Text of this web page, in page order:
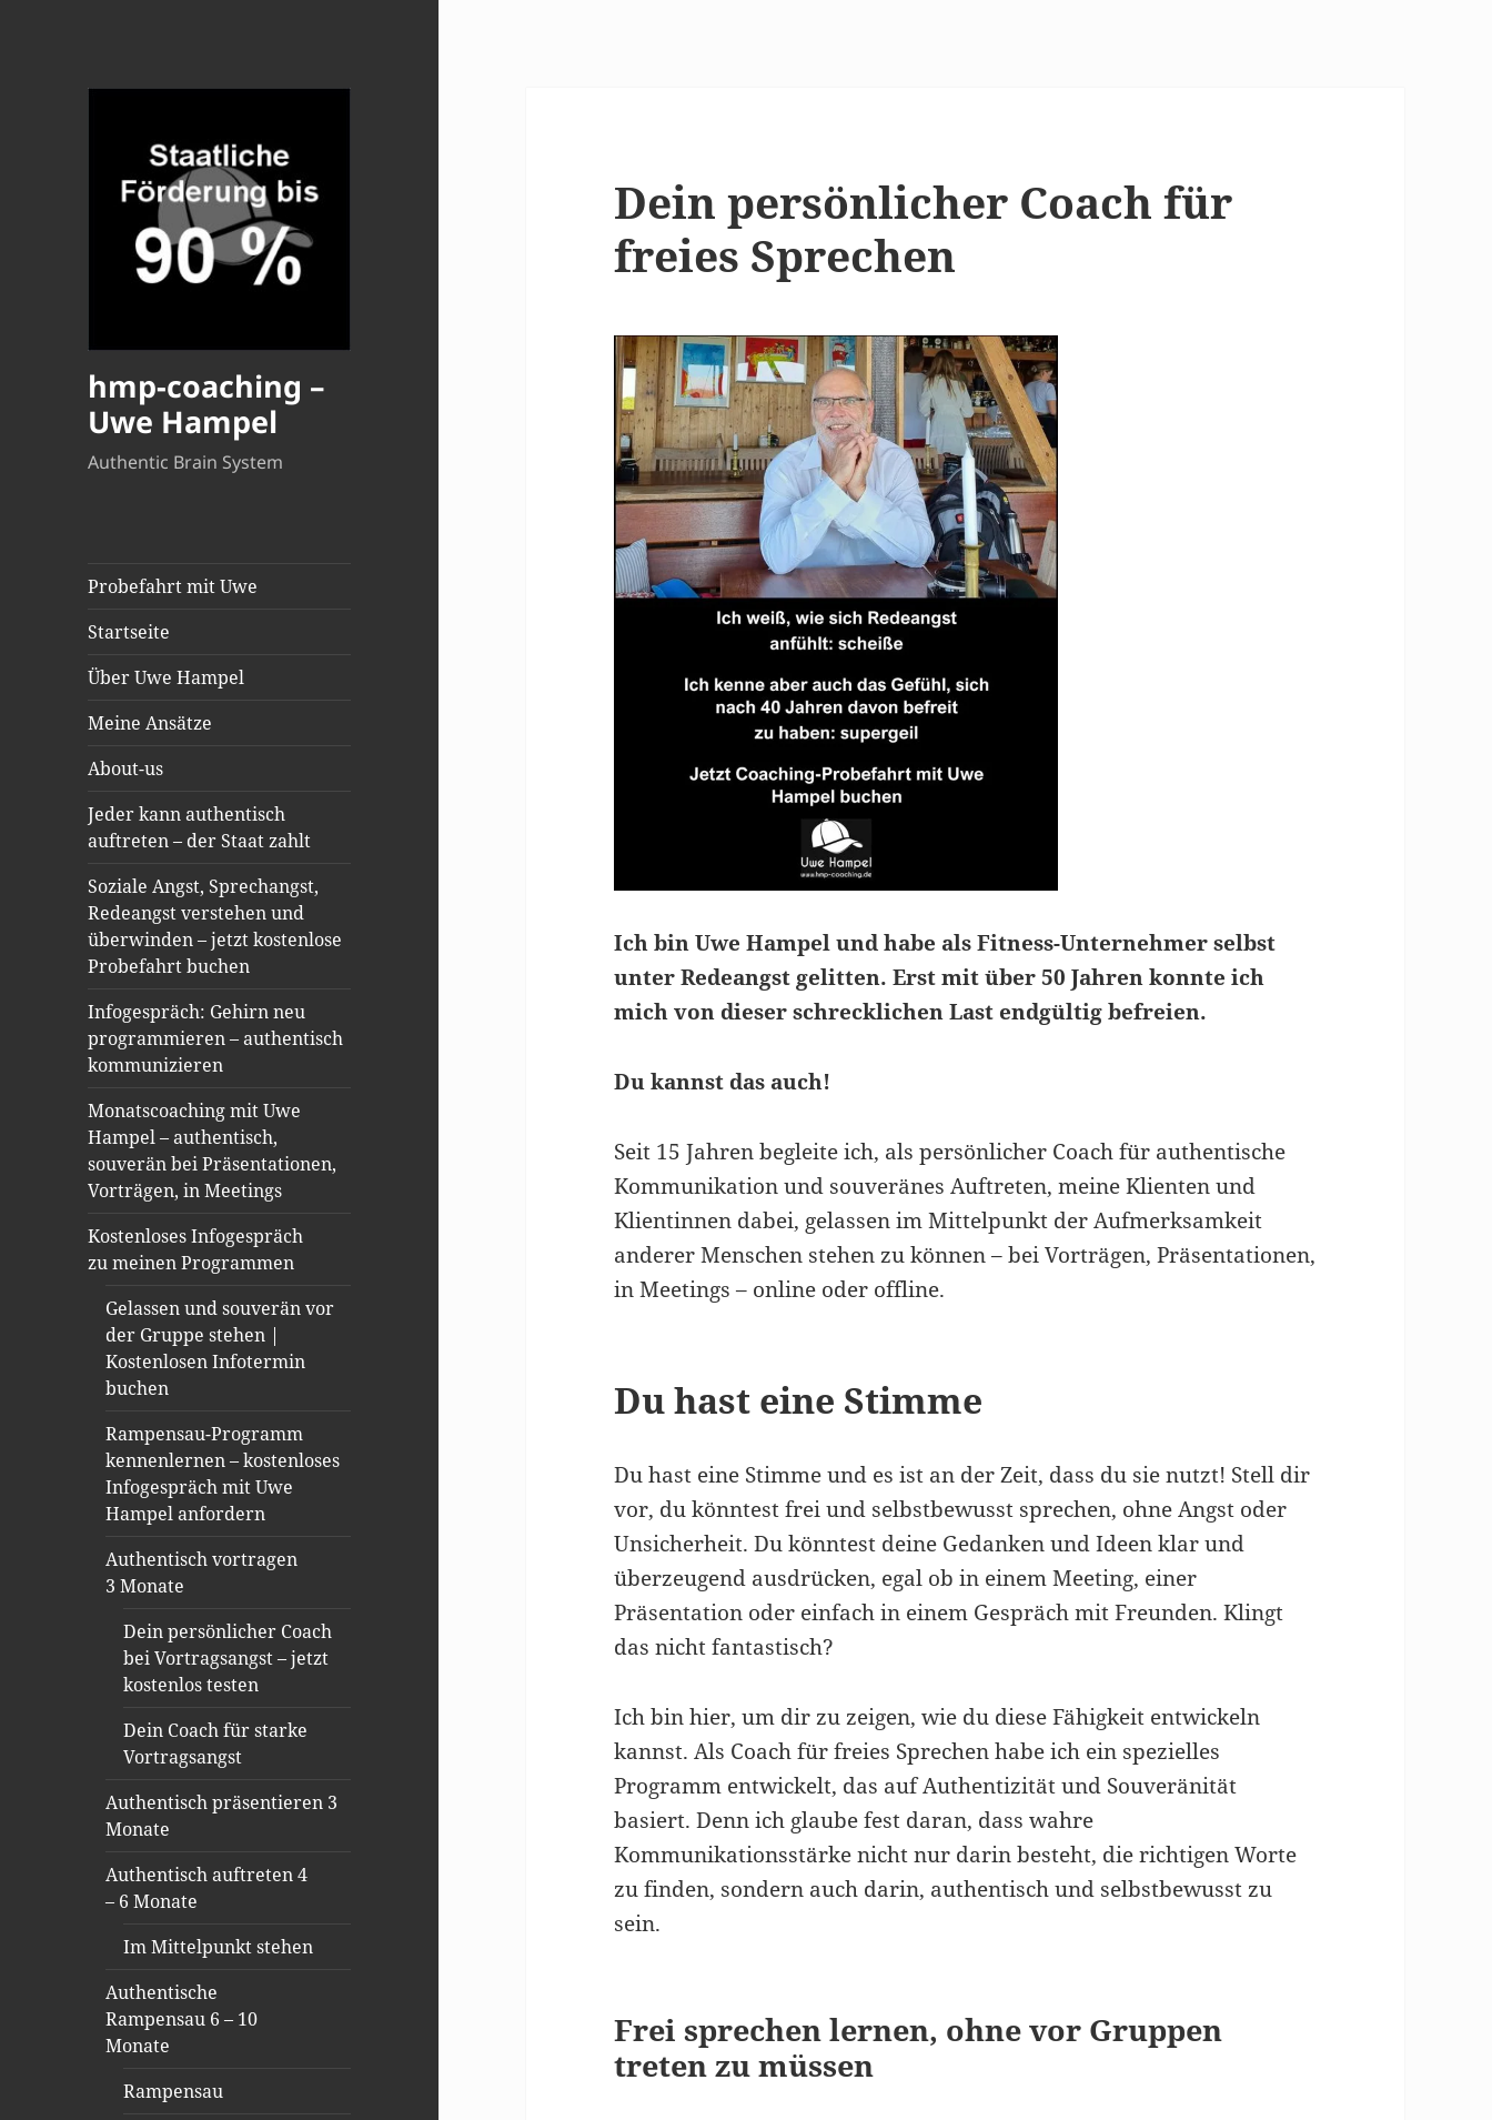
hmp-coaching –
Uwe Hampel
Authentic Brain System
Probefahrt mit Uwe
Startseite
Über Uwe Hampel
Meine Ansätze
About-us
Jeder kann authentisch
auftreten – der Staat zahlt
Soziale Angst, Sprechangst,
Redeangst verstehen und
überwinden – jetzt kostenlose
Probefahrt buchen
Infogespräch: Gehirn neu
programmieren – authentisch
kommunizieren
Monatscoaching mit Uwe
Hampel – authentisch,
souverän bei Präsentationen,
Vorträgen, in Meetings
Kostenloses Infogespräch
zu meinen Programmen
Gelassen und souverän vor
der Gruppe stehen |
Kostenlosen Infotermin
buchen
Rampensau-Programm
kennenlernen – kostenloses
Infogespräch mit Uwe
Hampel anfordern
Authentisch vortragen
3 Monate
Dein persönlicher Coach
bei Vortragsangst – jetzt
kostenlos testen
Dein Coach für starke
Vortragsangst
Authentisch präsentieren 3
Monate
Authentisch auftreten 4
– 6 Monate
Im Mittelpunkt stehen
Authentische
Rampensau 6 – 10
Monate
Rampensau
Dein persönlicher Coach für
freies Sprechen
Ich bin Uwe Hampel und habe als Fitness-Unternehmer selbst
unter Redeangst gelitten. Erst mit über 50 Jahren konnte ich
mich von dieser schrecklichen Last endgültig befreien.
Du kannst das auch!
Seit 15 Jahren begleite ich, als persönlicher Coach für authentische
Kommunikation und souveränes Auftreten, meine Klienten und
Klientinnen dabei, gelassen im Mittelpunkt der Aufmerksamkeit
anderer Menschen stehen zu können – bei Vorträgen, Präsentationen,
in Meetings – online oder offline.
Du hast eine Stimme
Du hast eine Stimme und es ist an der Zeit, dass du sie nutzt! Stell dir
vor, du könntest frei und selbstbewusst sprechen, ohne Angst oder
Unsicherheit. Du könntest deine Gedanken und Ideen klar und
überzeugend ausdrücken, egal ob in einem Meeting, einer
Präsentation oder einfach in einem Gespräch mit Freunden. Klingt
das nicht fantastisch?
Ich bin hier, um dir zu zeigen, wie du diese Fähigkeit entwickeln
kannst. Als Coach für freies Sprechen habe ich ein spezielles
Programm entwickelt, das auf Authentizität und Souveränität
basiert. Denn ich glaube fest daran, dass wahre
Kommunikationsstärke nicht nur darin besteht, die richtigen Worte
zu finden, sondern auch darin, authentisch und selbstbewusst zu
sein.
Frei sprechen lernen, ohne vor Gruppen
treten zu müssen